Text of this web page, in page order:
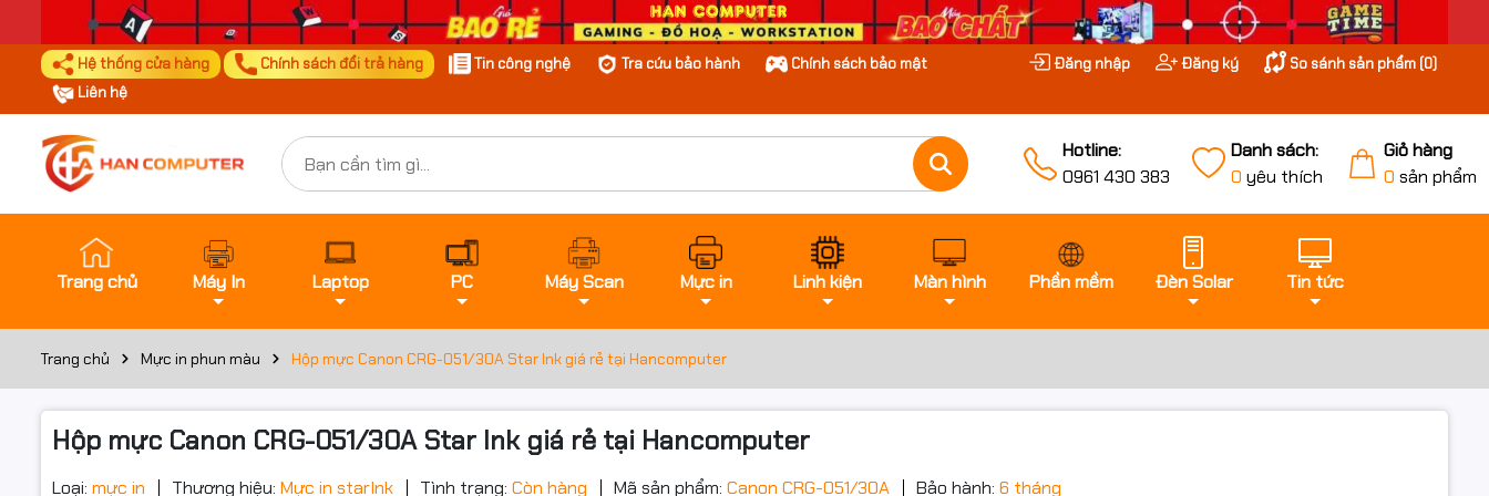
Hệ thống cửa hàng Chính sách đổi trả hàng Tin công nghệ Tra cứu bảo hành
Chính sách bảo mật
Liên hệ
Đăng nhập Đăng ký So sánh sản phẩm (0)
Hotline:
0961 430 383
Danh sách:
0 yêu thích
Giỏ hàng
0 sản phẩm
Trang chủ Máy In Laptop PC Máy Scan Mực in Linh kiện Màn hình Phần mềm Đèn Solar Tin tức
Trang chủ Mực in phun màu Hộp mực Canon CRG-051/30A Star Ink giá rẻ tại Hancomputer
Hộp mực Canon CRG-051/30A Star Ink giá rẻ tại Hancomputer
Loại: mực in Thương hiệu: Mực in starInk Tình trạng: Còn hàng Mã sản phẩm: Canon CRG-051/30A Bảo hành: 6 tháng